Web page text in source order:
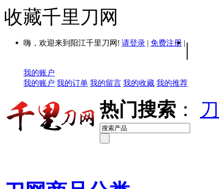
收藏千里刀网
嗨，欢迎来到阳江千里刀网! 请登录 | 免费注册 | |
我的账户
我的账户 我的订单 我的留言 我的收藏 我的推荐
热门搜索 ：